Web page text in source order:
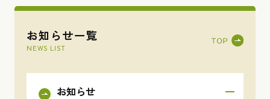
お知らせ一覧
NEWS LIST
お知らせ